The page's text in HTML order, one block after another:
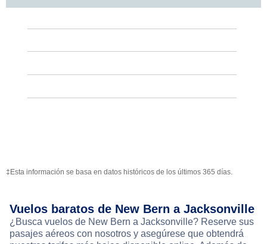
‡Esta información se basa en datos históricos de los últimos 365 días.
Vuelos baratos de New Bern a Jacksonville
¿Busca vuelos de New Bern a Jacksonville? Reserve sus
pasajes aéreos con nosotros y asegúrese que obtendrá